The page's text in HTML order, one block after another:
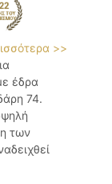
>>
έδρα
74.
των